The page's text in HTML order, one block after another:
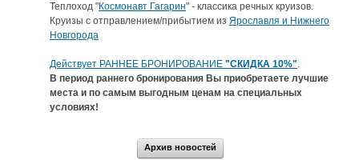
Теплоход "Космонавт Гагарин" - классика речных круизов.
Круизы с отправлением/прибытием из Ярославля и Нижнего
Новгорода
Действует РАННЕЕ БРОНИРОВАНИЕ "СКИДКА 10%".
В период раннего бронирования Вы приобретаете лучшие
места и по самым выгодным ценам на специальных
условиях!
Архив новостей